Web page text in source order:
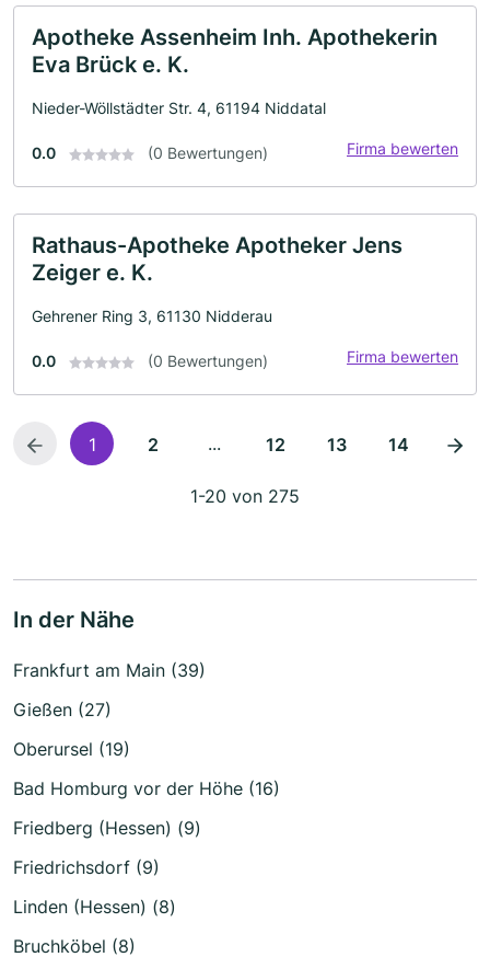
Apotheke Assenheim Inh. Apothekerin
Eva Brück e. K.
Nieder-Wöllstädter Str. 4, 61194 Niddatal
0.0 (0 Bewertungen) Firma bewerten
Rathaus-Apotheke Apotheker Jens
Zeiger e. K.
Gehrener Ring 3, 61130 Nidderau
0.0 (0 Bewertungen) Firma bewerten
1 2 ... 12 13 14
1-20 von 275
In der Nähe
Frankfurt am Main (39)
Gießen (27)
Oberursel (19)
Bad Homburg vor der Höhe (16)
Friedberg (Hessen) (9)
Friedrichsdorf (9)
Linden (Hessen) (8)
Bruchköbel (8)